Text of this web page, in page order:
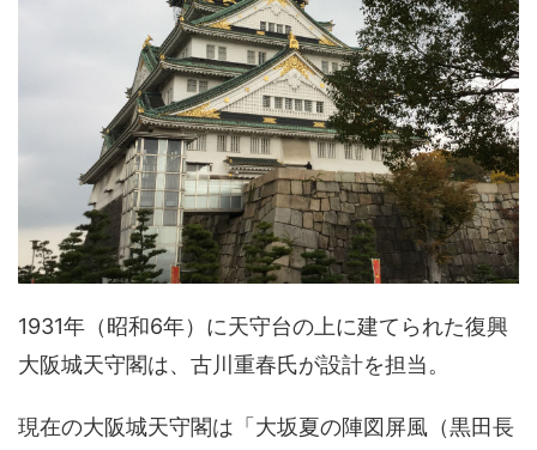
1931年（昭和6年）に天守台の上に建てられた復興
大阪城天守閣は、古川重春氏が設計を担当。
現在の大阪城天守閣は「大坂夏の陣図屏風（黒田長